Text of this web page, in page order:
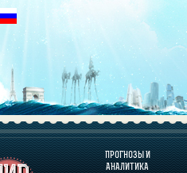
ПРОГНОЗЫ И
АНАЛИТИКА